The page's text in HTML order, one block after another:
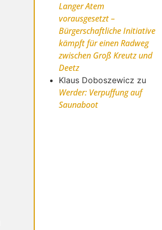
Langer Atem
vorausgesetzt –
Bürgerschaftliche Initiative
kämpft für einen Radweg
zwischen Groß Kreutz und
Deetz
Klaus Doboszewicz zu
Werder: Verpuffung auf
Saunaboot